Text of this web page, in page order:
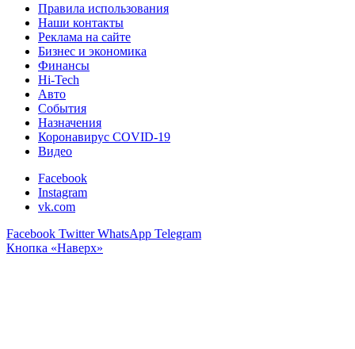
Правила использования
Наши контакты
Реклама на сайте
Бизнес и экономика
Финансы
Hi-Tech
Авто
События
Назначения
Коронавирус COVID-19
Видео
Facebook
Instagram
vk.com
Facebook Twitter WhatsApp Telegram
Кнопка «Наверх»